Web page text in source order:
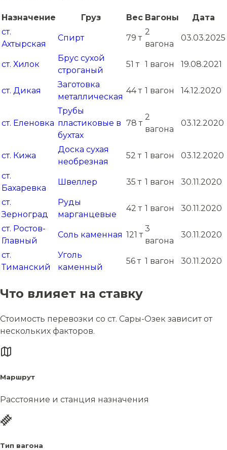
Назначение Груз Вес Вагоны
Дата
ст.
Ахтырская
Спирт 79 т
2
вагона
03.03.2025
ст. Хилок
Брус сухой
строганый
51 т 1 вагон 19.08.2021
ст. Дикая
Заготовка
металлическая
44 т 1 вагон 14.12.2020
ст. Еленовка
Трубы
пластиковые в
бухтах
78 т
2
вагона
03.12.2020
ст. Кижа
Доска сухая
необрезная
52 т 1 вагон 03.12.2020
ст.
Бахаревка
Швеллер 35 т 1 вагон 30.11.2020
ст.
Зерноград
Руды
марганцевые
42 т 1 вагон 30.11.2020
ст. Ростов-
Главный
Соль каменная 121 т
3
вагона
30.11.2020
ст.
Тиманский
Уголь
каменный
56 т 1 вагон 30.11.2020
Что влияет на ставку
Стоимость перевозки со ст. Сары-Озек зависит от
нескольких факторов.
Маршрут
Расстояние и станция назначения
Тип вагона